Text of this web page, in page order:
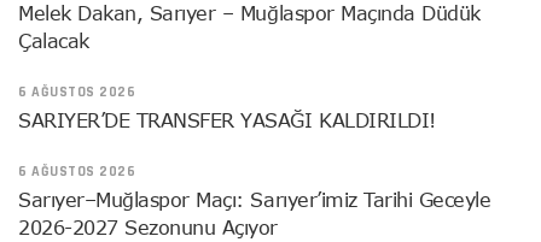
Melek Dakan, Sarıyer – Muğlaspor Maçında Düdük
Çalacak
6 AĞUSTOS 2026
SARIYER’DE TRANSFER YASAĞI KALDIRILDI!
6 AĞUSTOS 2026
Sarıyer–Muğlaspor Maçı: Sarıyer’imiz Tarihi Geceyle
2026-2027 Sezonunu Açıyor